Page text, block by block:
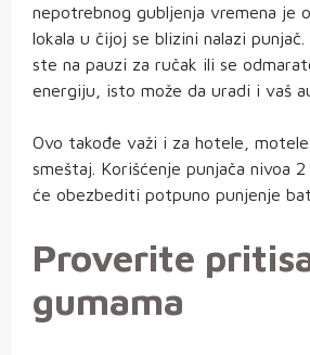
nepotrebnog gubljenja vremena je
lokala u čijoj se blizini nalazi
ste na pauzi za ručak ili se
energiju, isto može da uradi i vaš
Ovo takođe važi i za hotele,
smeštaj. Korišćenje punjača nivoa
će obezbediti potpuno punjenje
Proverite
gumama